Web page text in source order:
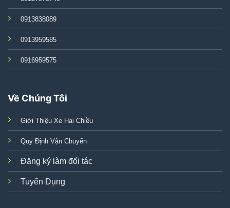
0913838089
0913959585
0916959575
Về Chúng Tôi
Giới Thiệu Xe Hai Chiều
Quy Định Vận Chuyển
Đăng ký làm đối tác
Tuyển Dụng